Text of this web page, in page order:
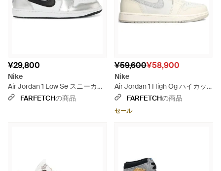
¥29,800
Nike
Air Jordan 1 Low Se スニーカー
- ホワイト
FARFETCHの商品
¥59,600¥58,900
Nike
Air Jordan 1 High Og ハイカッ
トスニーカー - ホワイト
FARFETCHの商品
セール